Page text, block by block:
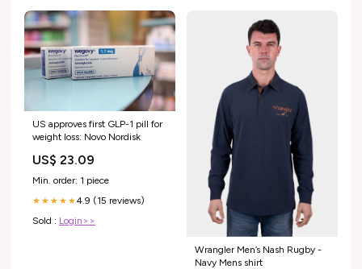
US approves first GLP-1 pill for
weight loss: Novo Nordisk
US$ 23.09
Min. order: 1 piece
★★★★★4.9 (15 reviews)
Sold : Login>>
Wrangler Men’s Nash Rugby -
Navy Mens shirt